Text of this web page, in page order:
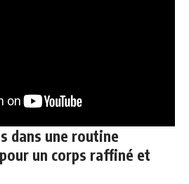
dans une routine
un corps raffiné et